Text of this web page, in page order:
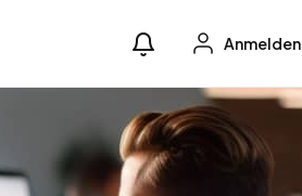
Anmelden